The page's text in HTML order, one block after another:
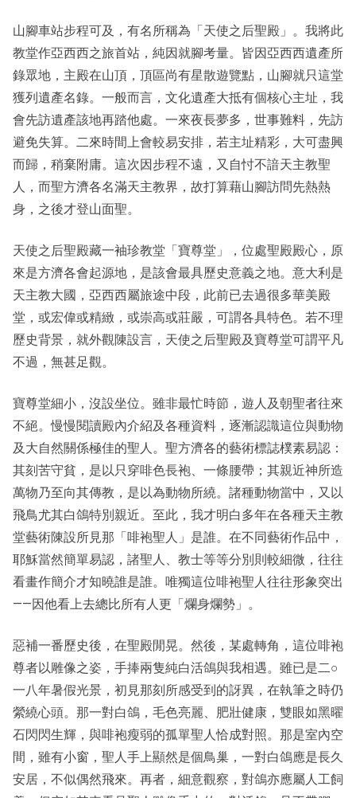
山腳車站步程可及，有名所稱為「天使之后聖殿」。我將此
教堂作亞西西之旅首站，純因就腳考量。皆因亞西西遺產所
錄眾地，主殿在山頂，頂區尚有星散遊覽點，山腳就只這堂
獲列遺產名錄。一般而言，文化遺產大抵有個核心主址，我
會先訪遺產該地再踏他處。一來夜長夢多，世事難料，先訪
避免失算。二來時間上會較易安排，若主址精彩，大可盡興
而歸，稍棄附庸。這次因步程不遠，又自忖不諳天主教聖
人，而聖方濟各名滿天主教界，故打算藉山腳訪問先熱熱
身，之後才登山面聖。
天使之后聖殿藏一袖珍教堂「寶尊堂」，位處聖殿殿心，原
來是方濟各會起源地，是該會最具歷史意義之地。意大利是
天主教大國，亞西西屬旅途中段，此前已去過很多華美殿
堂，或宏偉或精緻，或崇高或莊嚴，可謂各具特色。若不理
歷史背景，就外觀陳設言，天使之后聖殿及寶尊堂可謂平凡
不過，無甚足觀。
寶尊堂細小，沒設坐位。雖非最忙時節，遊人及朝聖者往來
不絕。慢慢閱讀殿內介紹及各種資料，逐漸認識這位與動物
及大自然關係極佳的聖人。聖方濟各的藝術標誌樸素易認：
其刻苦守貧，是以只穿啡色長袍、一條腰帶；其親近神所造
萬物乃至向其傳教，是以為動物所繞。諸種動物當中，又以
飛鳥尤其白鴿特別親近。至此，我才明白多年在各種天主教
堂藝術陳設所見那「啡袍聖人」是誰。在不同藝術作品中，
耶穌當然簡單易認，諸聖人、教士等等分別則較細微，往往
看畫作簡介才知曉誰是誰。唯獨這位啡袍聖人往往形象突出
——因他看上去總比所有人更「爛身爛勢」。
惡補一番歷史後，在聖殿閒晃。然後，某處轉角，這位啡袍
尊者以雕像之姿，手捧兩隻純白活鴿與我相遇。雖已是二○
一八年暑假光景，初見那刻所感受到的訝異，在執筆之時仍
縈繞心頭。那一對白鴿，毛色亮麗、肥壯健康，雙眼如黑曜
石閃閃生輝，與啡袍瘦弱的孤單聖人恰成對照。那是室內空
間，雖有小窗，聖人手上顯然是個鳥巢，一對白鴿應是長久
安居，不似偶然飛來。再者，細意觀察，對鴿亦應屬人工飼